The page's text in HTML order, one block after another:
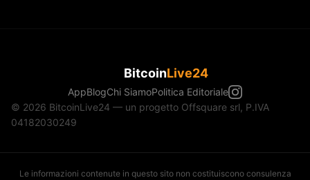
BitcoinLive24
AppBlogChi SiamoPolitica Editoriale
© 2026 BitcoinLive24 — un progetto Offsquare srl, P.IVA
04182030249
Le informazioni contenute in questo sito non costituiscono consulenza